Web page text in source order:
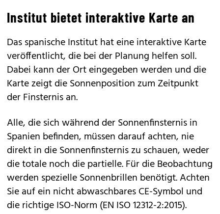
Institut bietet interaktive Karte an
Das spanische Institut hat eine interaktive Karte
veröffentlicht, die bei der Planung helfen soll.
Dabei kann der Ort eingegeben werden und die
Karte zeigt die Sonnenposition zum Zeitpunkt
der Finsternis an.
Alle, die sich während der Sonnenfinsternis in
Spanien befinden, müssen darauf achten, nie
direkt in die Sonnenfinsternis zu schauen, weder
die totale noch die partielle. Für die Beobachtung
werden spezielle Sonnenbrillen benötigt. Achten
Sie auf ein nicht abwaschbares CE-Symbol und
die richtige ISO-Norm (EN ISO 12312-2:2015).